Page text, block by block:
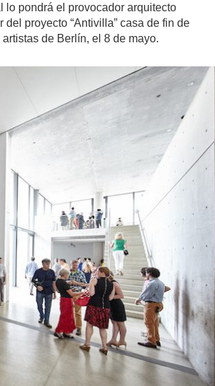
lo pondrá el provocador arquitecto
del proyecto “Antivilla” casa de fin de
de Berlín, el 8 de mayo.